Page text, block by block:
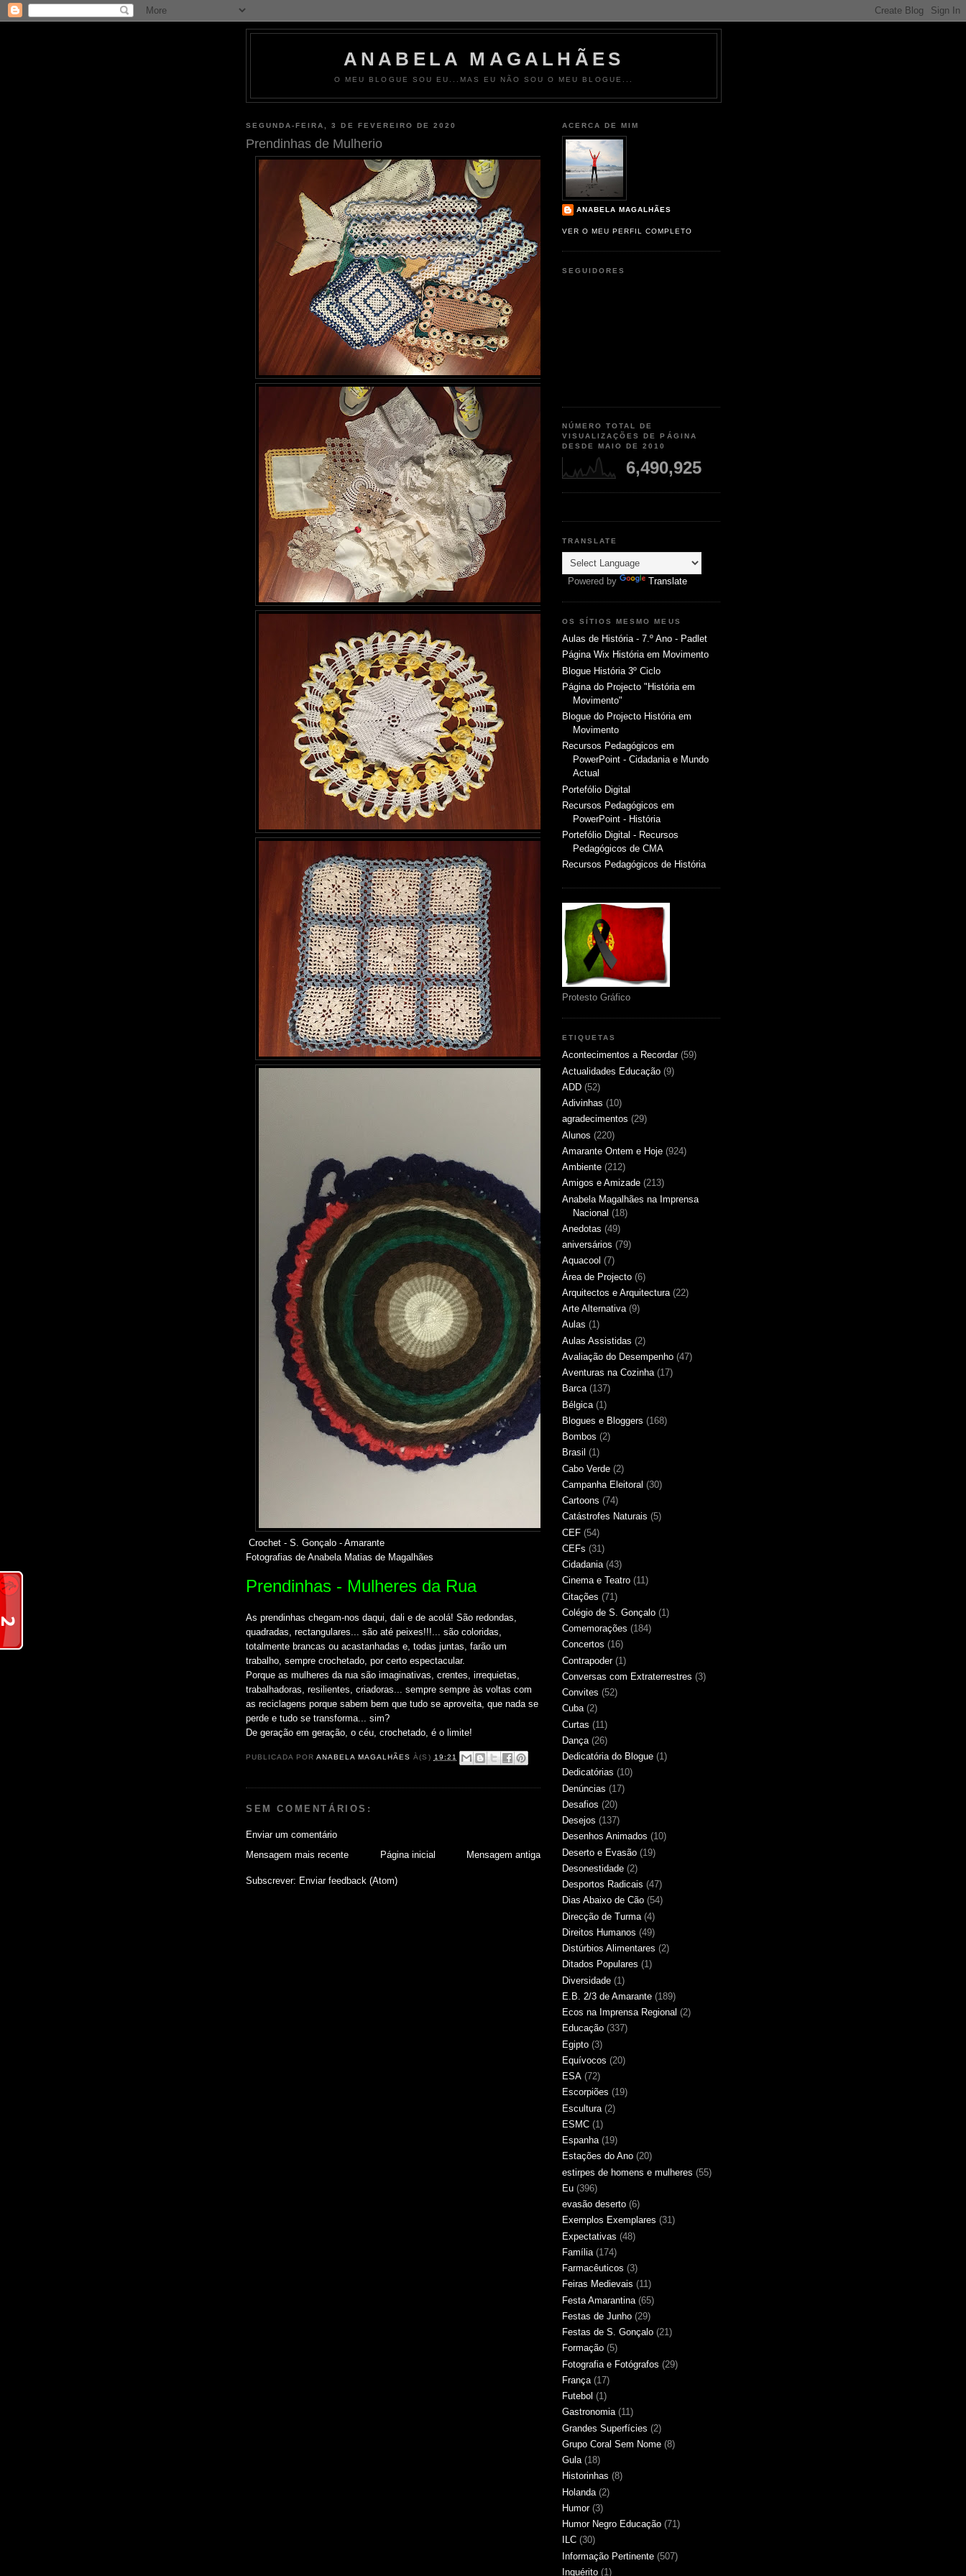
ANABELA MAGALHÃES
O MEU BLOGUE SOU EU...MAS EU NÃO SOU O MEU BLOGUE...
SEGUNDA-FEIRA, 3 DE FEVEREIRO DE 2020
Prendinhas de Mulherio
Crochet - S. Gonçalo - Amarante
Fotografias de Anabela Matias de Magalhães
Prendinhas - Mulheres da Rua
As prendinhas chegam-nos daqui, dali e de acolá! São redondas,
quadradas, rectangulares... são até peixes!!!... são coloridas,
totalmente brancas ou acastanhadas e, todas juntas, farão um
trabalho, sempre crochetado, por certo espectacular.
Porque as mulheres da rua são imaginativas, crentes, irrequietas,
trabalhadoras, resilientes, criadoras... sempre sempre às voltas com
as reciclagens porque sabem bem que tudo se aproveita, que nada se
perde e tudo se transforma... sim?
De geração em geração, o céu, crochetado, é o limite!
PUBLICADA PORANABELA MAGALHÃES À(S) 19:21
SEM COMENTÁRIOS:
Enviar um comentário
Mensagem mais recente
Mensagem antiga
Página inicial
Subscrever: Enviar feedback (Atom)
ACERCA DE MIM
ANABELA MAGALHÃES
VER O MEU PERFIL COMPLETO
SEGUIDORES
NÚMERO TOTAL DE
VISUALIZAÇÕES DE PÁGINA
DESDE MAIO DE 2010
6,490,925
TRANSLATE
Powered by Translate
OS SÍTIOS MESMO MEUS
Aulas de História - 7.º Ano - Padlet
Página Wix História em Movimento
Blogue História 3º Ciclo
Página do Projecto "História em
Movimento"
Blogue do Projecto História em
Movimento
Recursos Pedagógicos em
PowerPoint - Cidadania e Mundo
Actual
Portefólio Digital
Recursos Pedagógicos em
PowerPoint - História
Portefólio Digital - Recursos
Pedagógicos de CMA
Recursos Pedagógicos de História
Protesto Gráfico
ETIQUETAS
Acontecimentos a Recordar (59)
Actualidades Educação (9)
ADD (52)
Adivinhas (10)
agradecimentos (29)
Alunos (220)
Amarante Ontem e Hoje (924)
Ambiente (212)
Amigos e Amizade (213)
Anabela Magalhães na Imprensa
Nacional (18)
Anedotas (49)
aniversários (79)
Aquacool (7)
Área de Projecto (6)
Arquitectos e Arquitectura (22)
Arte Alternativa (9)
Aulas (1)
Aulas Assistidas (2)
Avaliação do Desempenho (47)
Aventuras na Cozinha (17)
Barca (137)
Bélgica (1)
Blogues e Bloggers (168)
Bombos (2)
Brasil (1)
Cabo Verde (2)
Campanha Eleitoral (30)
Cartoons (74)
Catástrofes Naturais (5)
CEF (54)
CEFs (31)
Cidadania (43)
Cinema e Teatro (11)
Citações (71)
Colégio de S. Gonçalo (1)
Comemorações (184)
Concertos (16)
Contrapoder (1)
Conversas com Extraterrestres (3)
Convites (52)
Cuba (2)
Curtas (11)
Dança (26)
Dedicatória do Blogue (1)
Dedicatórias (10)
Denúncias (17)
Desafios (20)
Desejos (137)
Desenhos Animados (10)
Deserto e Evasão (19)
Desonestidade (2)
Desportos Radicais (47)
Dias Abaixo de Cão (54)
Direcção de Turma (4)
Direitos Humanos (49)
Distúrbios Alimentares (2)
Ditados Populares (1)
Diversidade (1)
E.B. 2/3 de Amarante (189)
Ecos na Imprensa Regional (2)
Educação (337)
Egipto (3)
Equívocos (20)
ESA (72)
Escorpiões (19)
Escultura (2)
ESMC (1)
Espanha (19)
Estações do Ano (20)
estirpes de homens e mulheres (55)
Eu (396)
evasão deserto (6)
Exemplos Exemplares (31)
Expectativas (48)
Família (174)
Farmacêuticos (3)
Feiras Medievais (11)
Festa Amarantina (65)
Festas de Junho (29)
Festas de S. Gonçalo (21)
Formação (5)
Fotografia e Fotógrafos (29)
França (17)
Futebol (1)
Gastronomia (11)
Grandes Superfícies (2)
Grupo Coral Sem Nome (8)
Gula (18)
Historinhas (8)
Holanda (2)
Humor (3)
Humor Negro Educação (71)
ILC (30)
Informação Pertinente (507)
Inquérito (1)